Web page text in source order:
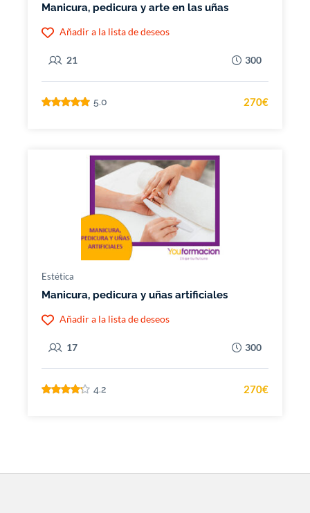
Manicura, pedicura y arte en las uñas
Añadir a la lista de deseos
21 300
5.0 270€
Estética
Manicura, pedicura y uñas artificiales
Añadir a la lista de deseos
17 300
4.2 270€